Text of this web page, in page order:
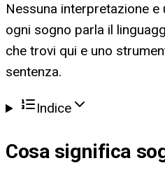
Nessuna interpretazione
ogni sogno parla il
che trovi qui e uno
sentenza.
Indice
Cosa significa